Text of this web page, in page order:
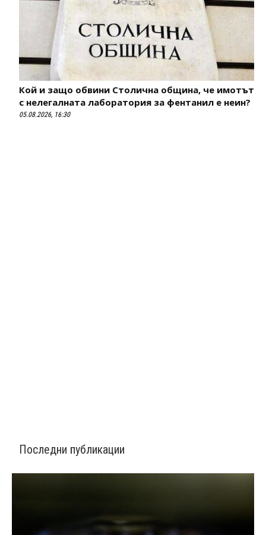
Кой и защо обвини Столична община, че имотът
с нелегалната лаборатория за фентанил е неин?
05.08.2026, 16:30
Последни публикации